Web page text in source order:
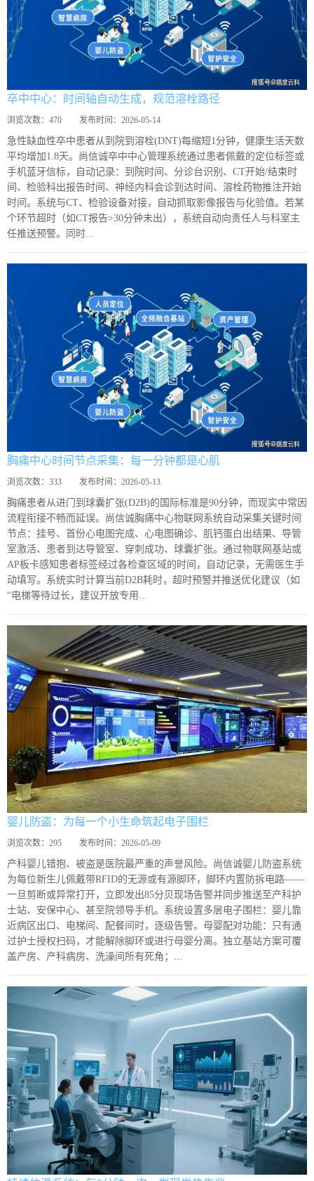
卒中中心：时间轴自动生成，规范溶栓路径
浏览次数： 470 发布时间： 2026-05-14
急性缺血性卒中患者从到院到溶栓(DNT)每缩短1分钟，健康生活天数
平均增加1.8天。尚信诚卒中中心管理系统通过患者佩戴的定位标签或
手机蓝牙信标，自动记录：到院时间、分诊台识别、CT开始/结束时
间、检验科出报告时间、神经内科会诊到达时间、溶栓药物推注开始
时间。系统与CT、检验设备对接，自动抓取影像报告与化验值。若某
个环节超时（如CT报告>30分钟未出），系统自动向责任人与科室主
任推送预警。同时...
胸痛中心时间节点采集：每一分钟都是心肌
浏览次数： 333 发布时间： 2026-05-13
胸痛患者从进门到球囊扩张(D2B)的国际标准是90分钟，而现实中常因
流程衔接不畅而延误。尚信诚胸痛中心物联网系统自动采集关键时间
节点：挂号、首份心电图完成、心电图确诊、肌钙蛋白出结果、导管
室激活、患者到达导管室、穿刺成功、球囊扩张。通过物联网基站或
AP板卡感知患者标签经过各检查区域的时间，自动记录，无需医生手
动填写。系统实时计算当前D2B耗时，超时预警并推送优化建议（如
“电梯等待过长，建议开放专用...
婴儿防盗：为每一个小生命筑起电子围栏
浏览次数： 295 发布时间： 2026-05-09
产科婴儿错抱、被盗是医院最严重的声誉风险。尚信诚婴儿防盗系统
为每位新生儿佩戴带RFID的无源或有源脚环，脚环内置防拆电路——
一旦剪断或异常打开，立即发出85分贝现场告警并同步推送至产科护
士站、安保中心、甚至院领导手机。系统设置多层电子围栏：婴儿靠
近病区出口、电梯间、配餐间时，逐级告警。母婴配对功能：只有通
过护士授权扫码，才能解除脚环或进行母婴分离。独立基站方案可覆
盖产房、产科病房、洗澡间所有死角；...